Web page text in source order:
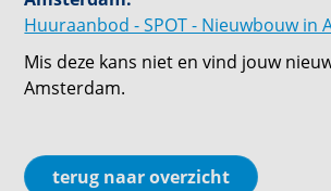
Huuraanbod - SPOT - Nieuwbouw in
Mis deze kans niet en vind jouw
Amsterdam.
terug naar overzicht